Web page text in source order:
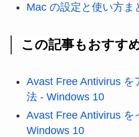
Mac の設定と使い方ま
この記事もおすす
Avast Free Antivirus
法 - Windows 10
Avast Free Antivirus
Windows 10